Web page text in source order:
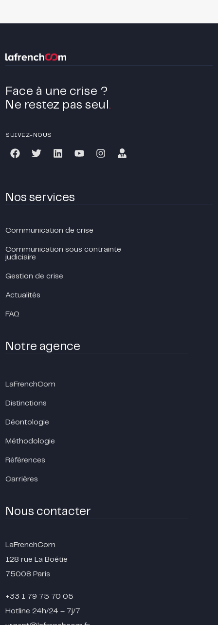
Face à une crise ?
Ne restez pas seul .
SUIVEZ-NOUS
Nos services
Communication de crise
Communication sous contrainte
judiciaire
Gestion de crise
Actualités
FAQ
Notre agence
LaFrenchCom
Distinctions
Déontologie
Méthodologie
Références
Carrières
Nous contacter
LaFrenchCom
128 rue La Boétie
75008 Paris
+33 1 79 75 70 05
Hotline 24h/24 – 7j/7